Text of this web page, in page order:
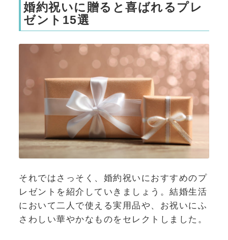
婚約祝いに贈ると喜ばれるプレ
ゼント15選
それではさっそく、婚約祝いにおすすめのプ
レゼントを紹介していきましょう。結婚生活
において二人で使える実用品や、お祝いにふ
さわしい華やかなものをセレクトしました。